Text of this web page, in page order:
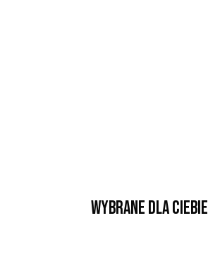
Wybrane dla Ciebie